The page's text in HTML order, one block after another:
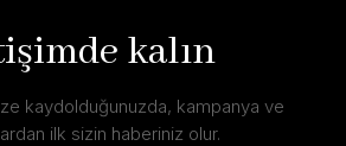
kalın
kaydolduğunuzda, kampanya ve
ilk sizin haberiniz olur.